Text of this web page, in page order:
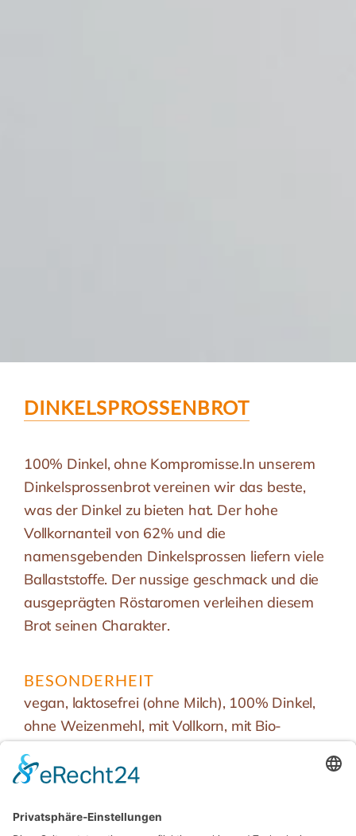
DINKELSPROSSENBROT
100% Dinkel, ohne Kompromisse.In unserem
Dinkelsprossenbrot vereinen wir das beste,
was der Dinkel zu bieten hat. Der hohe
Vollkornanteil von 62% und die
namensgebenden Dinkelsprossen liefern viele
Ballaststoffe. Der nussige geschmack und die
ausgeprägten Röstaromen verleihen diesem
Brot seinen Charakter.
BESONDERHEIT
vegan, laktosefrei (ohne Milch), 100% Dinkel,
ohne Weizenmehl, mit Vollkorn, mit Bio-
Proteinquelle